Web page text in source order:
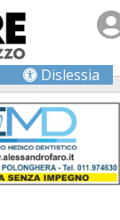
Dislessia